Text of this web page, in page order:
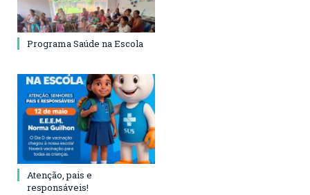
Programa Saúde na Escola
Atenção, pais e
responsáveis!